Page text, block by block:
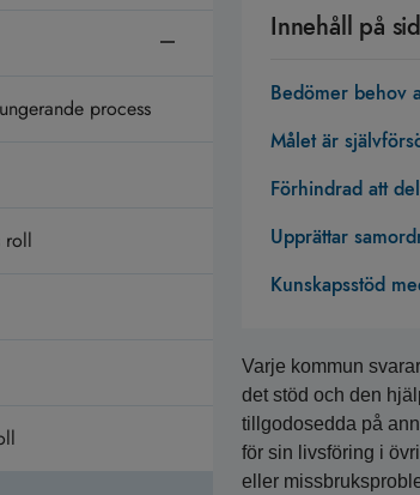
process
roll
Innehåll på
Bedömer behov
Målet är
Förhindrad att
Upprättar
Kunskapsstöd
Varje kommun
det stöd och den
tillgodosedda på
för sin livsföring i
eller